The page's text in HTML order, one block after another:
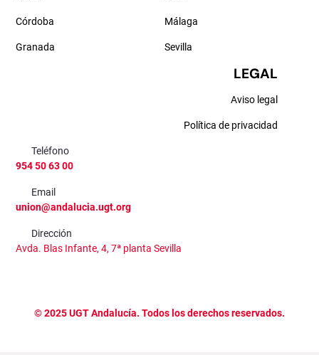
Córdoba
Granada
Málaga
Sevilla
LEGAL
Aviso legal
Política de privacidad
Teléfono
954 50 63 00
Email
union@andalucia.ugt.org
Dirección
Avda. Blas Infante, 4, 7ª planta Sevilla
©2025UGT Andalucía. Todos los derechos reservados.